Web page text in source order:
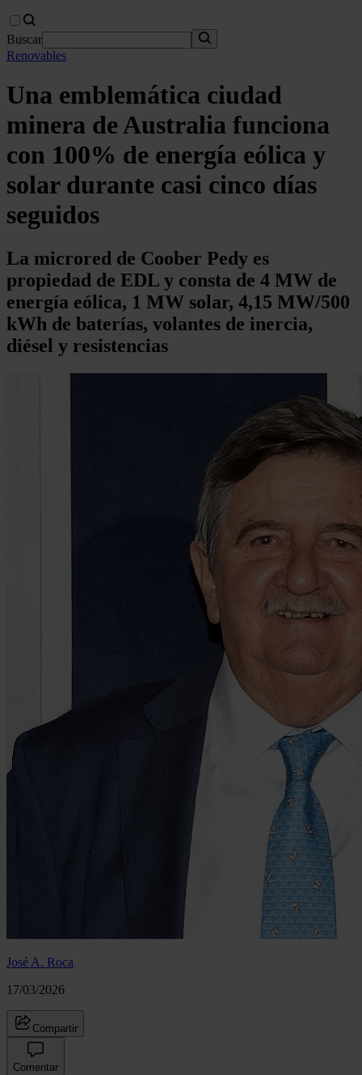
Buscar
Renovables
Una emblemática ciudad
minera de Australia funciona
con 100% de energía eólica y
solar durante casi cinco días
seguidos
La microred de Coober Pedy es
propiedad de EDL y consta de 4 MW de
energía eólica, 1 MW solar, 4,15 MW/500
kWh de baterías, volantes de inercia,
diésel y resistencias
José A. Roca
17/03/2026
Compartir
Comentar